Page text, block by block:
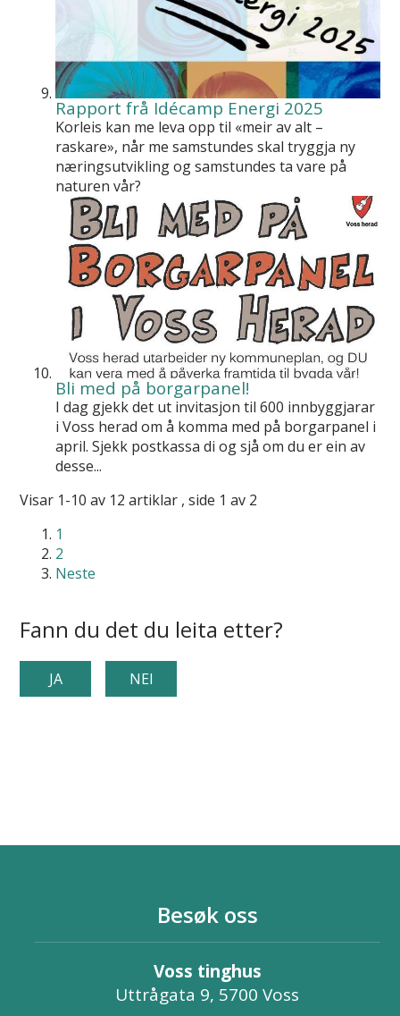
Rapport frå Idécamp Energi 2025
Korleis kan me leva opp til «meir av alt –
raskare», når me samstundes skal tryggja ny
næringsutvikling og samstundes ta vare på
naturen vår?
Bli med på borgarpanel!
I dag gjekk det ut invitasjon til 600 innbyggjarar
i Voss herad om å komma med på borgarpanel i
april. Sjekk postkassa di og sjå om du er ein av
desse...
Visar 1-10 av 12 artiklar ,side 1 av 2
1
2
Neste
Fann du det du leita etter?
JA NEI
Besøk oss
Voss tinghus
Uttrågata 9, 5700 Voss